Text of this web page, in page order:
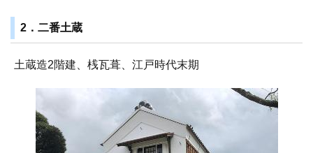
2．二番土蔵
土蔵造2階建、桟瓦葺、江戸時代末期